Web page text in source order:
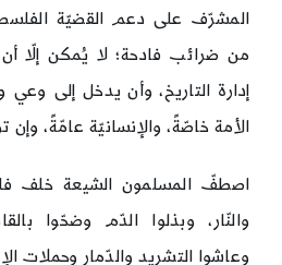
المشرّف على دعم القضيّة
من ضرائب فادحة؛ لا يُمكن إلّا
إدارة التاريخ، وأن يدخل إلى
الأمة خاصّةً، والإنسانيّة عامّةً،
اصطفّ المسلمون الشيعة خلف
والنّار، وبذلوا الدّم وضحّوا
وعاشوا التشريد والدّمار وحملات